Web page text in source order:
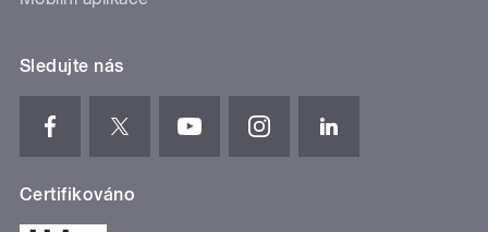
Sledujte nás
Certifikováno